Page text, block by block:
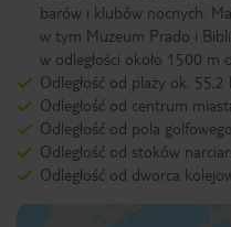
barów i klubów nocnych.
w tym Muzeum Prado i
w odległości około 1500 m
Odległość od plaży ok. 55,2
Odległość od centrum
Odległość od pola
Odległość od stoków
Odległość od dworca